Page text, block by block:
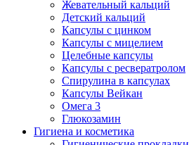
Жевательный кальций
Детский кальций
Капсулы с цинком
Капсулы с мицелием
Целебные капсулы
Капсулы с ресвератролом
Спирулина в капсулах
Капсулы Вейкан
Омега 3
Глюкозамин
Гигиена и косметика